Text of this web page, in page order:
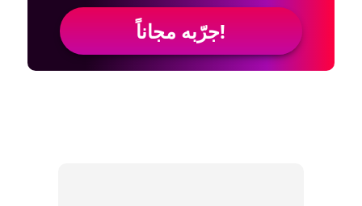
جرّبه مجاناً!